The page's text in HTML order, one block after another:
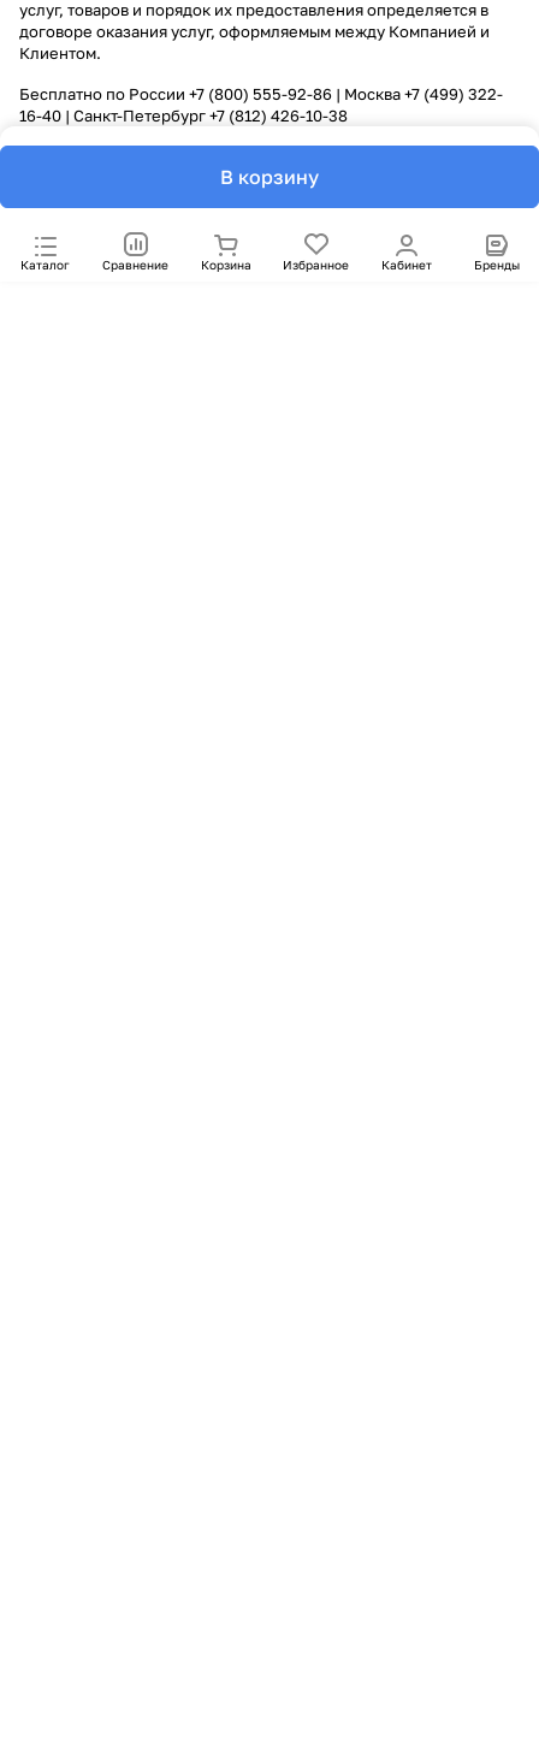
В корзину
Каталог Сравнение Корзина Избранное Кабинет Бренды
услуг, товаров и порядок их предоставления определяется в
договоре оказания услуг, оформляемым между Компанией и
Клиентом.
Бесплатно по России +7 (800) 555-92-86 | Москва+7 (499) 322-
16-40 | Санкт-Петербург+7 (812) 426-10-38